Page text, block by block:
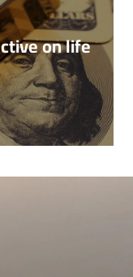
on life